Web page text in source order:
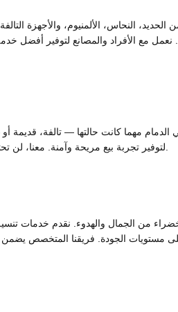
النحاس، الألمنيوم، والأجهزة
مهما كانت حالتها — تالفة، قديمة
من الجمال والهدوء. نقدم خدمات
مستويات الجودة. فريقنا المتخصص